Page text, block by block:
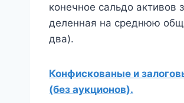
конечное сальдо активов
деленная на среднюю
два).
Конфискованые и
(без аукционов).